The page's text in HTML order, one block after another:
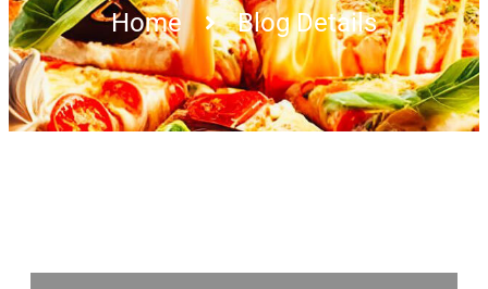
Home Blog Details